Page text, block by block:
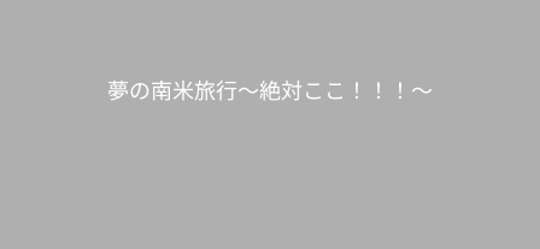
夢の南米旅行～絶対ここ！！！～